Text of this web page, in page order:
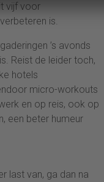
vijf voor
is.
’s avonds
Reist de leider toch,
hotels
micro-workouts
en op reis, ook op
een beter humeur
last van, ga dan na